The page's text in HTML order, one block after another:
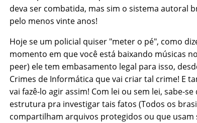
deva ser combatida, mas sim o sistema autoral
pelo menos vinte anos!
Hoje se um policial quiser "meter o pé", como
momento em que você está baixando músicas
peer) ele tem embasamento legal para isso,
Crimes de Informática que vai criar tal crime! E
vai fazê-lo agir assim! Com lei ou sem lei, sabe-
estrutura pra investigar tais fatos (Todos os
compartilham arquivos protegidos ou que usam